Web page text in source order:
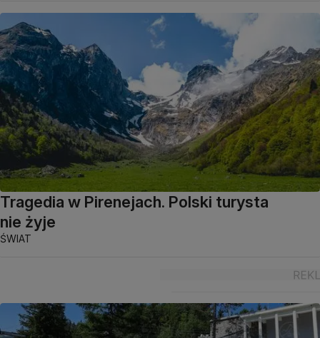
Tragedia w Pirenejach. Polski turysta
nie żyje
ŚWIAT